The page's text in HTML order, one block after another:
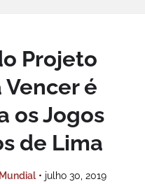
Projeto
é
os Jogos
de Lima
• julho 30, 2019